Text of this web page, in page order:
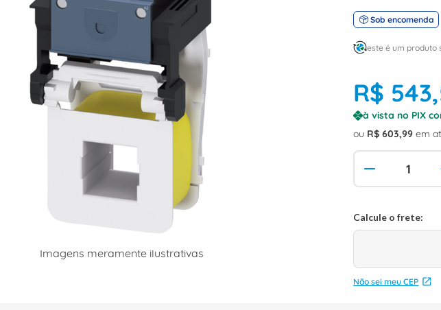
Imagens meramente ilustrativas
Sob encomenda
este é um produto
R$ 543,
à vista no PIX
ou R$ 603,99 em
Não sei meu CEP